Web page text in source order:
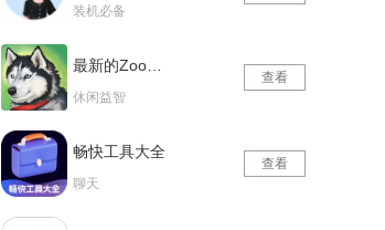
装机必备
休闲益智
查看
畅快工具大全
聊天
查看